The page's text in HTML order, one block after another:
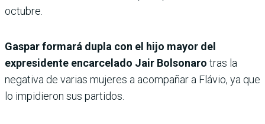
octubre.
Gaspar formará dupla con el hijo mayor del
expresidente encarcelado Jair Bolsonaro tras la
negativa de varias mujeres a acompañar a Flávio, ya que
lo impidieron sus partidos.